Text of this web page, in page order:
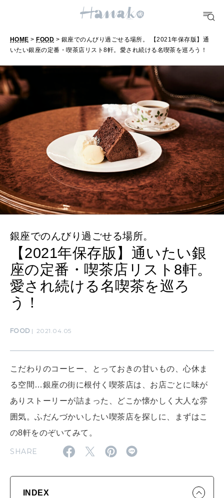
[12星座別] Monthly Love Holoscope
算命学がわかる今月のあなた
自分にやさしく
LEARN
MAMA
ママもいろいろ
SUSTAINABLE
わたしができること
CULTURE
自分を耕す
WORK&MONEY
いい人生って？
2026年9月号「北海道 おいしく遊ぶ、夏のご褒美旅。」
2026年7月号「鎌倉 ローカルが 教えてくれた 本当の歩き方。」
2026年6月号「大銀座 トレンドが生まれる 新しい一流店へ。」
2026年5月号「“大好き”に出会いに。韓国」
2026年4月号「未来をつくる、学びの教科書。」
2026年3月号「スイーツ予想図 2026」
MAGAZINE MOOK
HOME > FOOD > 銀座でのんびり過ごせる場所。 【2021年保存版】通
いたい銀座の定番・喫茶店リスト8軒。愛され続ける名喫茶を巡ろう！
銀座でのんびり過ごせる場所。
【2021年保存版】通いたい銀
座の定番・喫茶店リスト8軒。
愛され続ける名喫茶を巡ろ
う！
FOOD 2021.04.05
こだわりのコーヒー、とっておきの甘いもの、心休ま
る空間…銀座の街に根付く喫茶店は、お店ごとに味が
ありストーリーが詰まった、どこか懐かしく大人な雰
囲気。ふだんづかいしたい喫茶店を探しに、まずはこ
の8軒をのぞいてみて。
SHARE
INDEX